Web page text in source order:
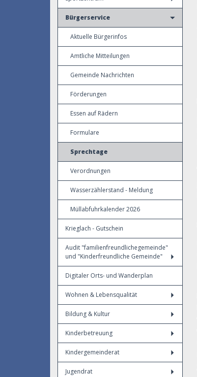
Bürgerservice
Aktuelle Bürgerinfos
Amtliche Mitteilungen
Gemeinde Nachrichten
Förderungen
Essen auf Rädern
Formulare
Sprechtage
Verordnungen
Wasserzählerstand - Meldung
Müllabfuhrkalender 2026
Krieglach - Gutschein
Audit "familienfreundlichegemeinde"
und "Kinderfreundliche Gemeinde"
Digitaler Orts- und Wanderplan
Wohnen & Lebensqualität
Bildung & Kultur
Kinderbetreuung
Kindergemeinderat
Jugendrat